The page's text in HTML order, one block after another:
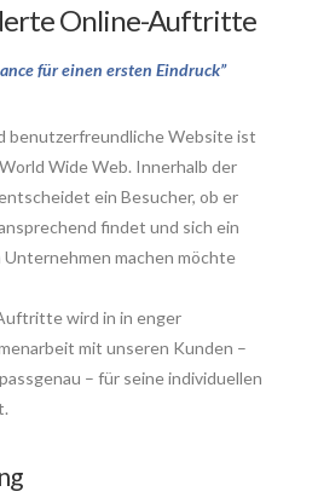
Online-Auftritte
für einen ersten Eindruck”
benutzerfreundliche Website ist
Wide Web. Innerhalb der
ein Besucher, ob er
findet und sich ein
machen möchte
wird in in enger
mit unseren Kunden –
– für seine individuellen